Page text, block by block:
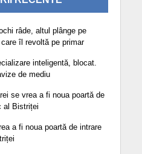
râde, altul plânge pe
îl revoltă pe primar
inteligentă, blocat.
de mediu
se vrea a fi noua poartă de
al Bistriței
a fi noua poartă de intrare